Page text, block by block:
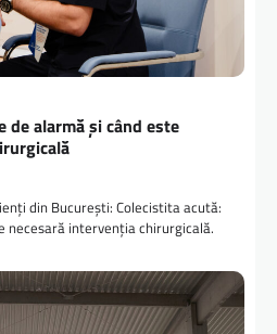
de alarmă și când este
din București: Colecistita acută:
necesară intervenția chirurgicală.